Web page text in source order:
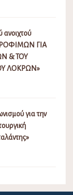
ανοιχτού
ΓΙΑ
& ΤΟΥ
ΛΟΚΡΩΝ»
για την